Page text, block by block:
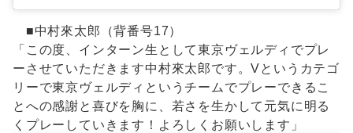
■中村來太郎（背番号17）
「この度、インターン生として東京ヴェルディでプレ
ーさせていただきます中村來太郎です。Vというカテゴ
リーで東京ヴェルディというチームでプレーできるこ
とへの感謝と喜びを胸に、若さを生かして元気に明る
くプレーしていきます！よろしくお願いします」